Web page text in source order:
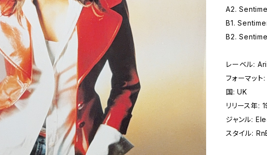
A2.
B1.
B2.
レーベル:
フォーマッ
国: UK
リリース年:
ジャンル:
スタイル: